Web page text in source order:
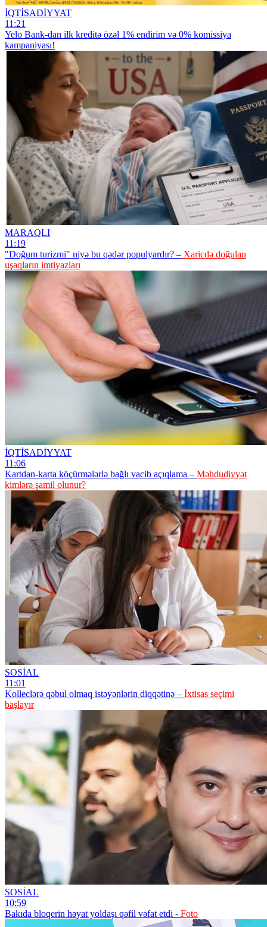
İQTİSADİYYAT
11:21
Yelo Bank-dan ilk kreditə özəl 1% endirim və 0% komissiya
kampaniyası!
MARAQLI
11:19
"Doğum turizmi" niyə bu qədər populyardır? – Xaricdə doğulan
uşaqların imtiyazları
İQTİSADİYYAT
11:06
Kartdan-karta köçürmələrlə bağlı vacib açıqlama – Məhdudiyyət
kimlərə şamil olunur?
SOSİAL
11:01
Kolleclərə qəbul olmaq istəyənlərin diqqətinə – İxtisas seçimi
başlayır
SOSİAL
10:59
Bakıda bloqerin həyat yoldaşı qəfil vəfat etdi - Foto